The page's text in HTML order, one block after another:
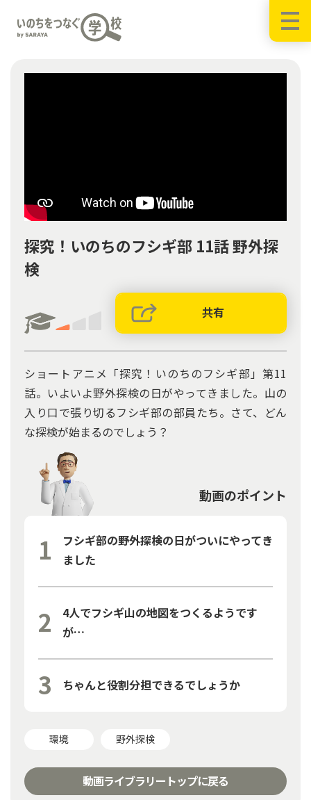
探究！いのちのフシギ部 11話 野外探
検
共有
ショートアニメ「探究！いのちのフシギ部」第11
話。いよいよ野外探検の日がやってきました。山の
入り口で張り切るフシギ部の部員たち。さて、どん
な探検が始まるのでしょう？
動画のポイント
フシギ部の野外探検の日がついにやってき
ました
4人でフシギ山の地図をつくるようです
が…
ちゃんと役割分担できるでしょうか
環境 野外探検
動画ライブラリートップに戻る